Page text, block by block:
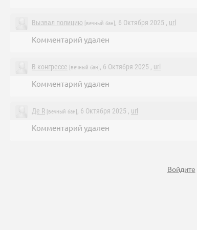
Вызвал полицию [вечный бан] , 6 Октября 2025 , url
Комментарий удален
В конгрессе [вечный бан] , 6 Октября 2025 , url
Комментарий удален
Де R [вечный бан] , 6 Октября 2025 , url
Комментарий удален
Войдите